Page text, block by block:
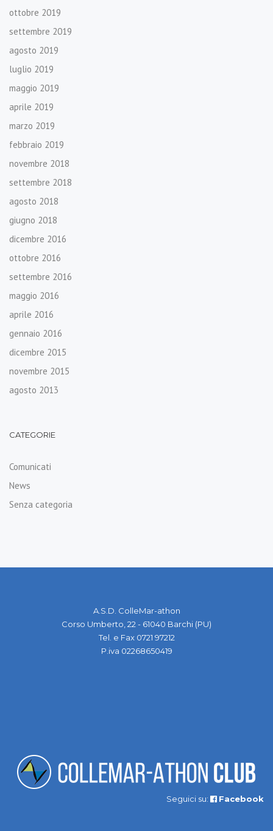
ottobre 2019
settembre 2019
agosto 2019
luglio 2019
maggio 2019
aprile 2019
marzo 2019
febbraio 2019
novembre 2018
settembre 2018
agosto 2018
giugno 2018
dicembre 2016
ottobre 2016
settembre 2016
maggio 2016
aprile 2016
gennaio 2016
dicembre 2015
novembre 2015
agosto 2013
CATEGORIE
Comunicati
News
Senza categoria
A.S.D. ColleMar-athon
Corso Umberto, 22 - 61040 Barchi (PU)
Tel. e Fax 0721 97212
P.iva 02268650419
Seguici su: Facebook